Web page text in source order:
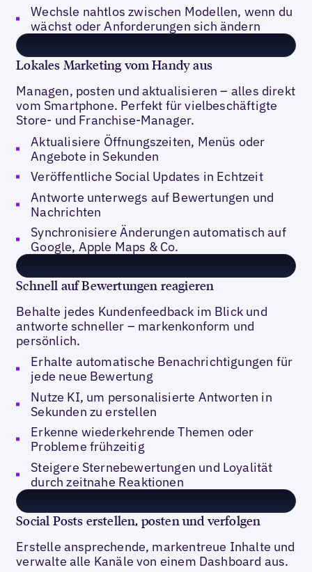
Wechsle nahtlos zwischen Modellen, wenn du
wächst oder Anforderungen sich ändern
Lokales Marketing vom Handy aus
Managen, posten und aktualisieren – alles direkt
vom Smartphone. Perfekt für vielbeschäftigte
Store- und Franchise-Manager.
Aktualisiere Öffnungszeiten, Menüs oder
Angebote in Sekunden
Veröffentliche Social Updates in Echtzeit
Antworte unterwegs auf Bewertungen und
Nachrichten
Synchronisiere Änderungen automatisch auf
Google, Apple Maps & Co.
Schnell auf Bewertungen reagieren
Behalte jedes Kundenfeedback im Blick und
antworte schneller – markenkonform und
persönlich.
Erhalte automatische Benachrichtigungen für
jede neue Bewertung
Nutze KI, um personalisierte Antworten in
Sekunden zu erstellen
Erkenne wiederkehrende Themen oder
Probleme frühzeitig
Steigere Sternebewertungen und Loyalität
durch zeitnahe Reaktionen
Social Posts erstellen, posten und verfolgen
Erstelle ansprechende, markentreue Inhalte und
verwalte alle Kanäle von einem Dashboard aus.